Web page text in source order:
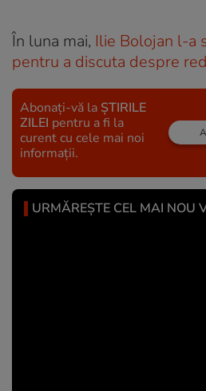
În luna mai, Ilie Bolojan l-a
pentru a discuta despre
Abonați-vă la ȘTIRILE
ZILEI pentru a fi la
curent cu cele mai noi
informații.
URMĂREȘTE CEL MAI NOU